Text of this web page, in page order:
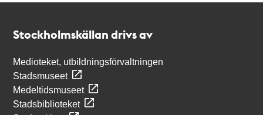
Stockholmskällan drivs av
Medioteket, utbildningsförvaltningen
Stadsmuseet
Medeltidsmuseet
Stadsbiblioteket